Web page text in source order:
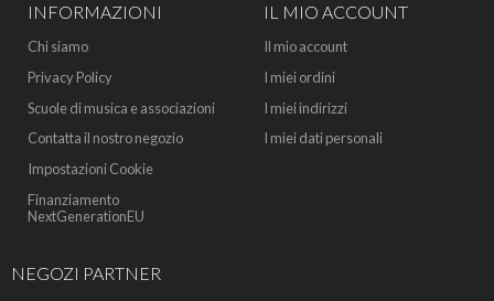
INFORMAZIONI
Chi siamo
Privacy Policy
Scuole di musica e associazioni
Contatta il nostro negozio
Impostazioni Cookie
Finanziamento
NextGenerationEU
IL MIO ACCOUNT
Il mio account
I miei ordini
I miei indirizzi
I miei dati personali
NEGOZI PARTNER